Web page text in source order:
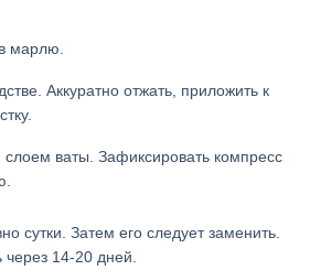
марлю.
Аккуратно отжать, приложить к
ваты. Зафиксировать компресс
сутки. Затем его следует заменить.
14-20 дней.